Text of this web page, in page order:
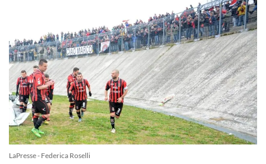
LaPresse - Federica Roselli